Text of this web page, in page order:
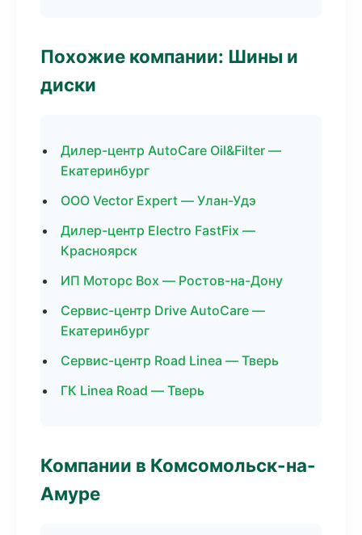
Похожие компании: Шины и
диски
Дилер-центр AutoCare Oil&Filter —
Екатеринбург
ООО Vector Expert — Улан-Удэ
Дилер-центр Electro FastFix —
Красноярск
ИП Моторс Box — Ростов-на-Дону
Сервис-центр Drive AutoCare —
Екатеринбург
Сервис-центр Road Linea — Тверь
ГК Linea Road — Тверь
Компании в Комсомольск-на-
Амуре